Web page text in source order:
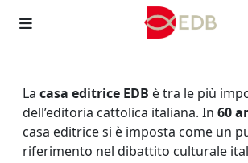
La casa editrice EDB è tra le più
dell’editoria cattolica italiana. In 60
casa editrice si è imposta come un
riferimento nel dibattito culturale